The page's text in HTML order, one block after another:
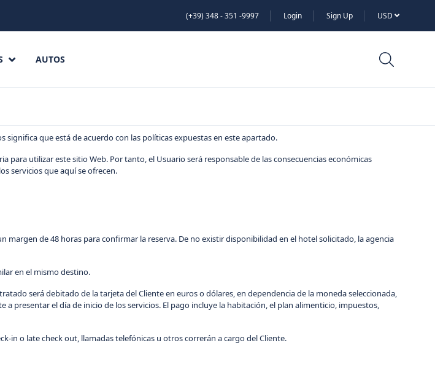
(+39) 348 - 351 -9997 Login Sign Up USD
AUTOS
que está de acuerdo con las políticas expuestas en este apartado.
para utilizar este sitio Web. Por tanto, el Usuario será responsable de las consecuencias económicas
servicios que aquí se ofrecen.
de 48 horas para confirmar la reserva. De no existir disponibilidad en el hotel solicitado, la agencia
en el mismo destino.
será debitado de la tarjeta del Cliente en euros o dólares, en dependencia de la moneda seleccionada,
presentar el día de inicio de los servicios. El pago incluye la habitación, el plan alimenticio, impuestos,
in o late check out, llamadas telefónicas u otros correrán a cargo del Cliente.